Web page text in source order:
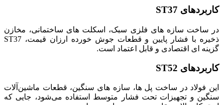
کاربردهای ST37
در ساخت سازه‌ های فلزی سبک، اسکلت‌ های ساختمانی، مخازن
ذخیره با فشار پایین و قطعات جوش‌ خورده ارزان‌ قیمت، ST37
گزینه‌ ای اقتصادی و قابل اعتماد است.
کاربردهای ST52
این فولاد در ساخت پل‌ ها، سازه‌ های سنگین، قطعات ماشین‌آلات
سنگین و تجهیزات تحت فشار متوسط استفاده می‌شود، جایی که